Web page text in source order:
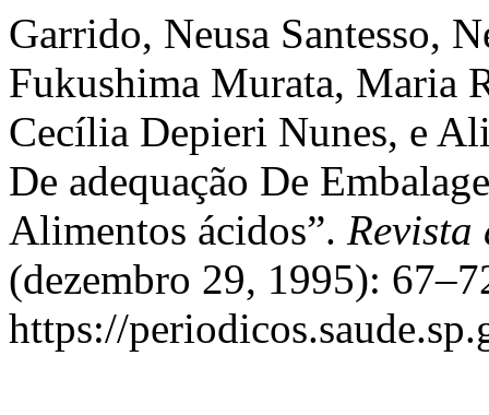
Garrido, Neusa Santesso,
Fukushima Murata, Maria
Cecília Depieri Nunes, e
De adequação De
Alimentos ácidos”.
(dezembro 29, 1995):
https://